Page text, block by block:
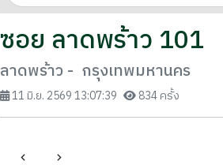
ซอย ลาดพร้าว 101
ลาดพร้าว - กรุงเทพมหานคร
11 มิ.ย. 2569 13:07:39 834 ครั้ง